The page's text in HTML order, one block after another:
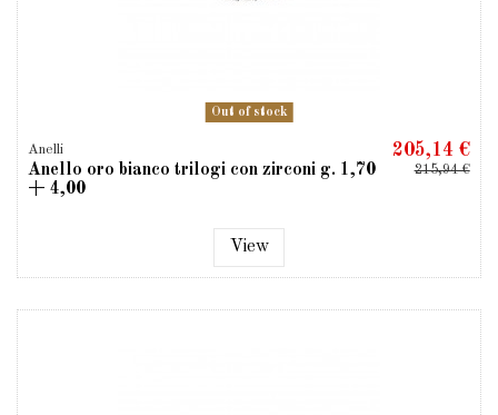
Out of stock
Anelli
Anello oro bianco trilogi con zirconi g. 1,70
+ 4,00
205,14 €
215,94 €
View